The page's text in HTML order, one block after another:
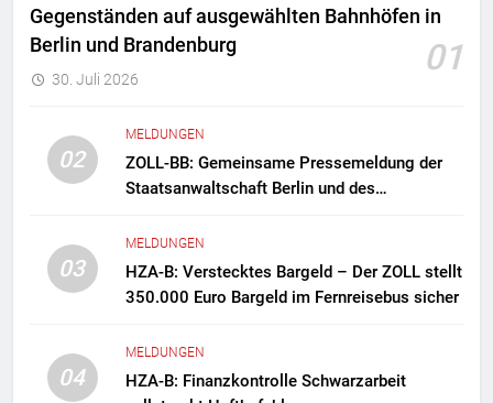
Gegenständen auf ausgewählten Bahnhöfen in
Berlin und Brandenburg
01
30. Juli 2026
02
MELDUNGEN
ZOLL-BB: Gemeinsame Pressemeldung der
Staatsanwaltschaft Berlin und des
Zollfahndung hebt mutmaßliches
Drogenlabor aus
03
MELDUNGEN
HZA-B: Verstecktes Bargeld – Der ZOLL stellt
350.000 Euro Bargeld im Fernreisebus sicher
04
MELDUNGEN
HZA-B: Finanzkontrolle Schwarzarbeit